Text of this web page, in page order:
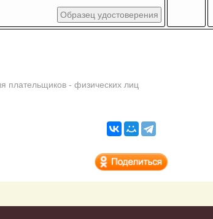
Образец удостоверения
плательщиков - физических лиц